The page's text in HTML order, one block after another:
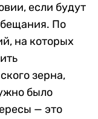
если будут
По
на которых
зерна,
было
— это